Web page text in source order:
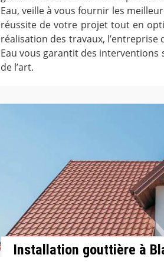
Eau, veille à vous fournir les
réussite de votre projet tout en
réalisation des travaux, l’entreprise
Eau vous garantit des
de l’art.
Installation gouttière à